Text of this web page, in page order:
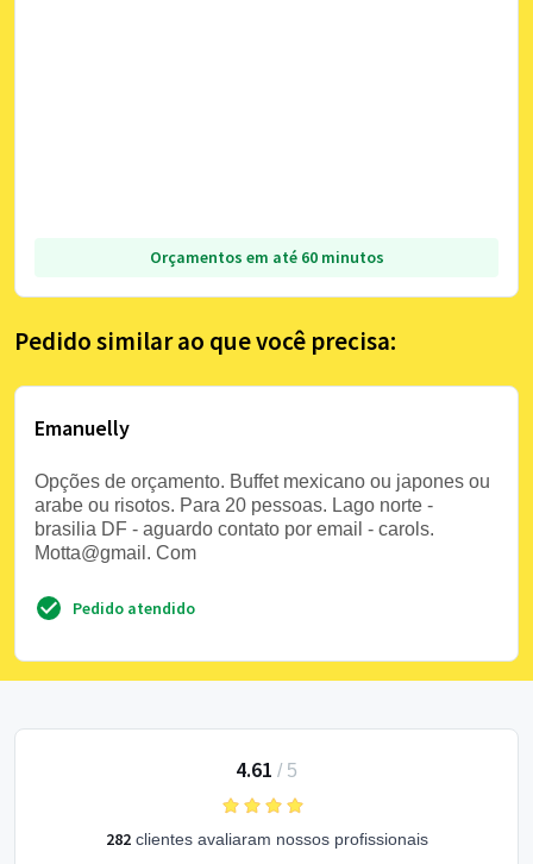
Orçamentos em até 60 minutos
Pedido similar ao que você precisa:
Emanuelly
Opções de orçamento. Buffet mexicano ou japones ou
arabe ou risotos. Para 20 pessoas. Lago norte -
brasilia DF - aguardo contato por email - carols.
Motta@gmail. Com
Pedido atendido
4.61 / 5
282clientes avaliaram nossos profissionais